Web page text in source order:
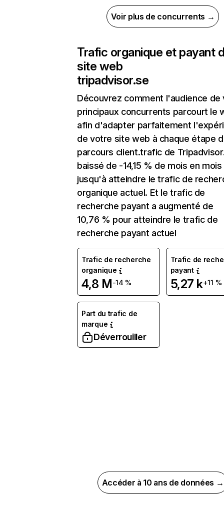
Voir plus de concurrents →
Trafic organique et payant
site web
tripadvisor.se
Découvrez comment l'audience de
principaux concurrents parcourt le
afin d'adapter parfaitement
de votre site web à chaque étape
parcours client.trafic de
baissé de -14,15 % de mois en mois
jusqu'à atteindre le trafic de
organique actuel. Et le trafic de
recherche payant a augmenté de
10,76 % pour atteindre le trafic de
recherche payant actuel
Trafic de recherche
organique
4,8 M-14 %
Trafic de
payant
5,27 k+11 %
Part du trafic de
marque
Déverrouiller
Accéder à 10 ans de données →